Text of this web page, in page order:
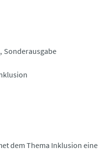
Sonderausgabe
dem Thema Inklusion eine